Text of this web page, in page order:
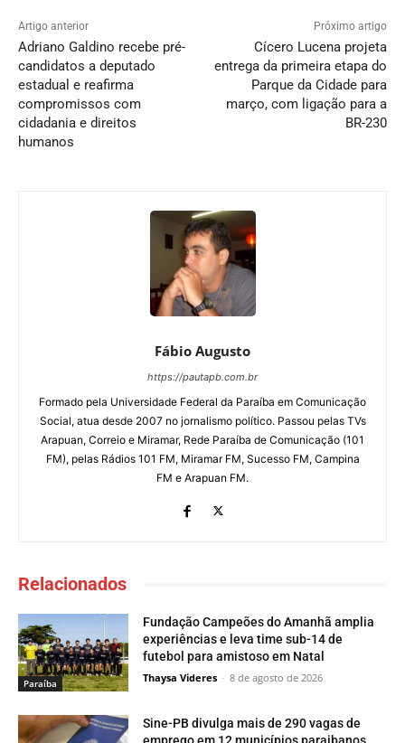
Artigo anterior
Adriano Galdino recebe pré-
candidatos a deputado
estadual e reafirma
compromissos com
cidadania e direitos
humanos
Próximo artigo
Cícero Lucena projeta
entrega da primeira etapa do
Parque da Cidade para
março, com ligação para a
BR-230
Fábio Augusto
https://pautapb.com.br
Formado pela Universidade Federal da Paraíba em Comunicação
Social, atua desde 2007 no jornalismo político. Passou pelas TVs
Arapuan, Correio e Miramar, Rede Paraíba de Comunicação (101
FM), pelas Rádios 101 FM, Miramar FM, Sucesso FM, Campina
FM e Arapuan FM.
Relacionados
Paraí­ba
Fundação Campeões do Amanhã amplia
experiências e leva time sub-14 de
futebol para amistoso em Natal
Thaysa Videres - 8 de agosto de 2026
Sine-PB divulga mais de 290 vagas de